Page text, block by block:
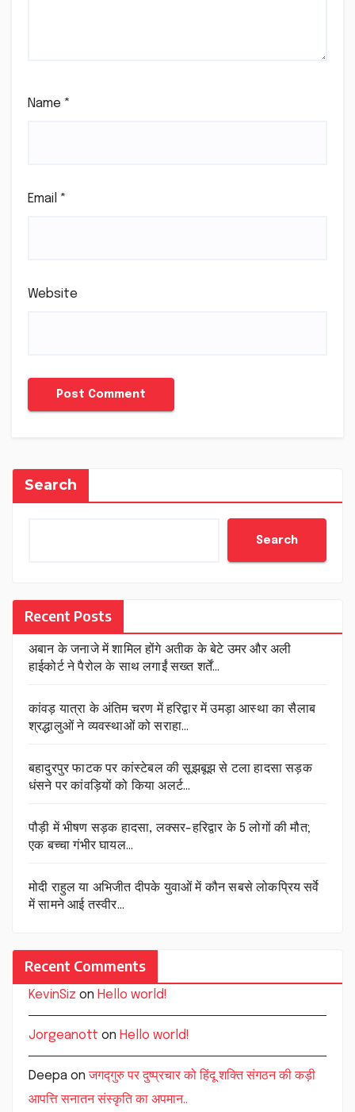
Name *
Email *
Website
Search
Search
Recent Posts
अबान के जनाजे में शामिल होंगे अतीक के बेटे उमर और अली
हाईकोर्ट ने पैरोल के साथ लगाईं सख्त शर्तें…
कांवड़ यात्रा के अंतिम चरण में हरिद्वार में उमड़ा आस्था का सैलाब
श्रद्धालुओं ने व्यवस्थाओं को सराहा…
बहादुरपुर फाटक पर कांस्टेबल की सूझबूझ से टला हादसा सड़क
धंसने पर कांवड़ियों को किया अलर्ट…
पौड़ी में भीषण सड़क हादसा, लक्सर-हरिद्वार के 5 लोगों की मौत;
एक बच्चा गंभीर घायल…
मोदी राहुल या अभिजीत दीपके युवाओं में कौन सबसे लोकप्रिय सर्वे
में सामने आई तस्वीर…
Recent Comments
KevinSiz on Hello world!
Jorgeanott on Hello world!
Deepa onजगद्गुरु पर दुष्प्रचार को हिंदू शक्ति संगठन की कड़ी
आपत्ति सनातन संस्कृति का अपमान..